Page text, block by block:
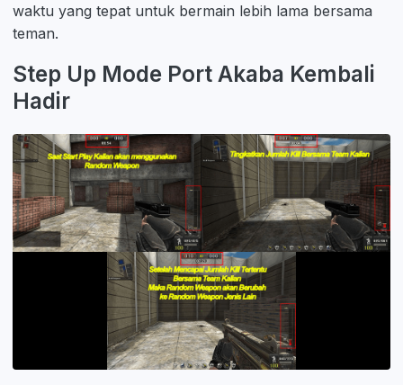
waktu yang tepat untuk bermain lebih lama bersama
teman.
Step Up Mode Port Akaba Kembali
Hadir